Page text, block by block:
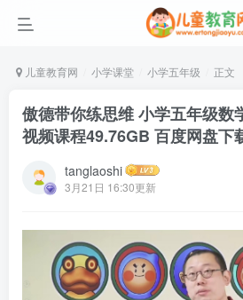
儿童教育网 小学课堂 小学五年级 正文
傲德带你练思维 小学五年级数
视频课程49.76GB 百度网盘下
tanglaoshi
3月21日 16:30更新